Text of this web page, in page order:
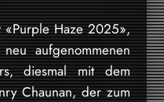
«Purple Haze 2025»,
aufgenommenen
diesmal mit dem
Chaunan, der zum